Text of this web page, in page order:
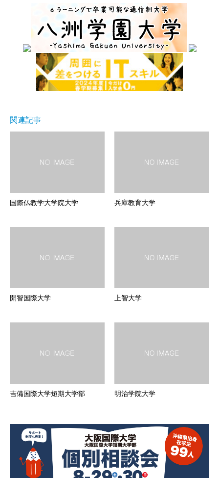
関連記事
国際仏教学大学院大学 兵庫教育大学
開智国際大学 上智大学
吉備国際大学短期大学部 明治学院大学